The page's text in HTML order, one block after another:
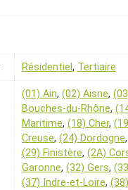
Résidentiel , Tertiaire
(01) Ain, (02) Aisne,
Bouches-du-Rhône,
Maritime, (18) Cher,
Creuse, (24) Dordogne,
(29) Finistère, (2A)
Garonne, (32) Gers,
(37) Indre-et-Loire,